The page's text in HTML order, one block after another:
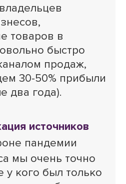
товаров в
быстро
продаж,
30-50% прибыли
два года).
источников
пандемии
мы очень точно
у кого был только